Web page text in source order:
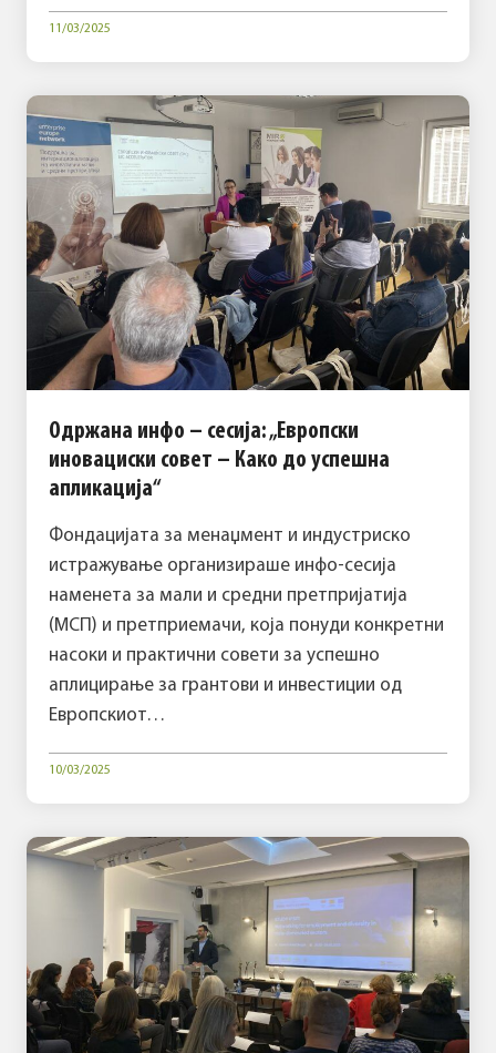
11/03/2025
Одржана инфо – сесија: „Европски
иновациски совет – Како до успешна
апликација“
Фондацијата за менаџмент и индустриско
истражување организираше инфо-сесија
наменета за мали и средни претпријатија
(МСП) и претприемачи, која понуди конкретни
насоки и практични совети за успешно
аплицирање за грантови и инвестиции од
Европскиот…
10/03/2025